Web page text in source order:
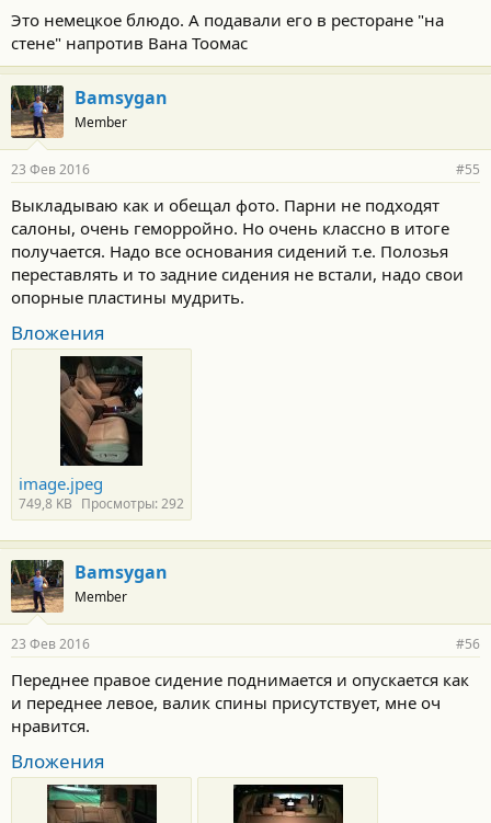
Это немецкое блюдо. А подавали его в ресторане "на
стене" напротив Вана Тоомас
Bamsygan
Member
23 Фев 2016 #55
Выкладываю как и обещал фото. Парни не подходят
салоны, очень геморройно. Но очень классно в итоге
получается. Надо все основания сидений т.е. Полозья
переставлять и то задние сидения не встали, надо свои
опорные пластины мудрить.
Вложения
image.jpeg
749,8 KB Просмотры: 292
Bamsygan
Member
23 Фев 2016 #56
Переднее правое сидение поднимается и опускается как
и переднее левое, валик спины присутствует, мне оч
нравится.
Вложения